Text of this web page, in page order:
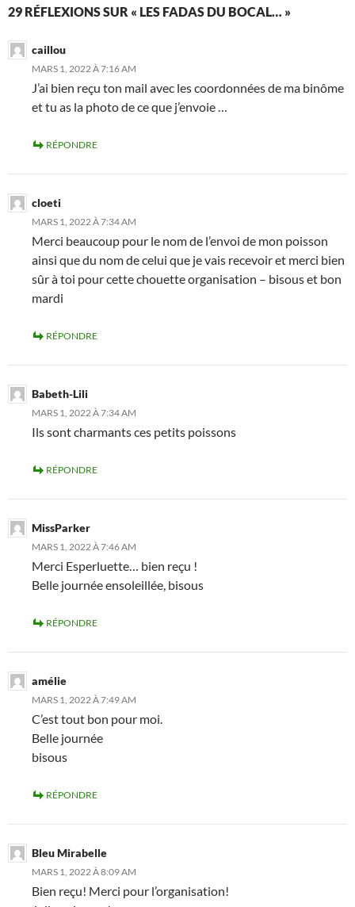
29 RÉFLEXIONS SUR « LES FADAS DU BOCAL… »
caillou
MARS 1, 2022 À 7:16 AM
J’ai bien reçu ton mail avec les coordonnées de ma binôme
et tu as la photo de ce que j’envoie …
RÉPONDRE
cloeti
MARS 1, 2022 À 7:34 AM
Merci beaucoup pour le nom de l’envoi de mon poisson
ainsi que du nom de celui que je vais recevoir et merci bien
sûr à toi pour cette chouette organisation – bisous et bon
mardi
RÉPONDRE
Babeth-Lili
MARS 1, 2022 À 7:34 AM
Ils sont charmants ces petits poissons
RÉPONDRE
MissParker
MARS 1, 2022 À 7:46 AM
Merci Esperluette… bien reçu !
Belle journée ensoleillée, bisous
RÉPONDRE
amélie
MARS 1, 2022 À 7:49 AM
C’est tout bon pour moi.
Belle journée
bisous
RÉPONDRE
Bleu Mirabelle
MARS 1, 2022 À 8:09 AM
Bien reçu! Merci pour l’organisation!